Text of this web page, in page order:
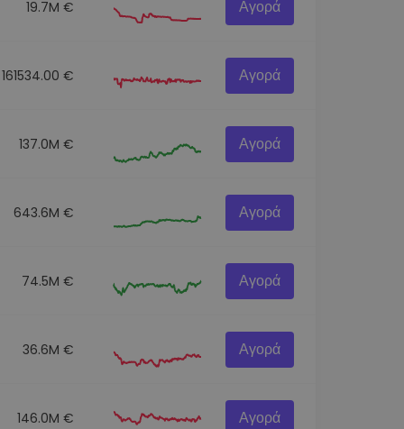
19.7M € Αγορά
161534.00 € Αγορά
137.0M € Αγορά
643.6M € Αγορά
74.5M € Αγορά
36.6M € Αγορά
146.0M € Αγορά